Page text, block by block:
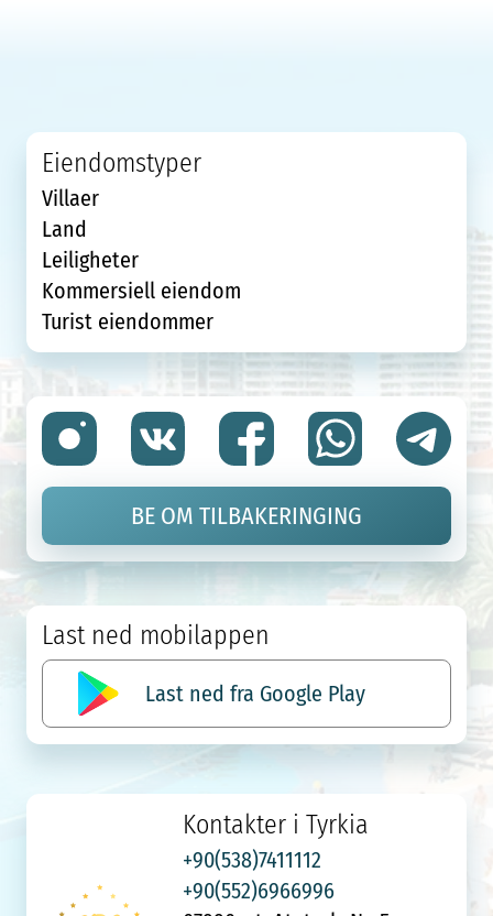
Kontakter i Tyrkia
+90(538)7411112
+90(552)6966996
Last ned mobilappen
Last ned fra Google Play
Eiendomstyper
Villaer
Land
Leiligheter
Kommersiell eiendom
Turist eiendommer
BE OM TILBAKERINGING